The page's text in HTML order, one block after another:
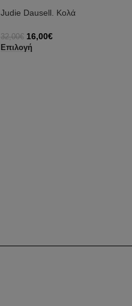
Judie Dausell. Κολά
32,00€ 16,00€
Επιλογή